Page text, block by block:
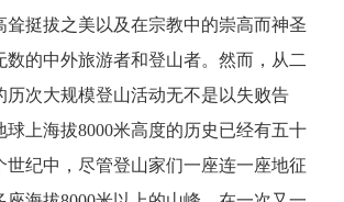
耸挺拔之美以及在宗教中的崇高而神圣
数的中外旅游者和登山者。然而，从二
历次大规模登山活动无不是以失败告
球上海拔8000米高度的历史已经有五十
世纪中，尽管登山家们一座连一座地征